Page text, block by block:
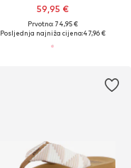
59,95 €
Prvotno: 74,95 €
Posljednja najniža cijena:47,96 €